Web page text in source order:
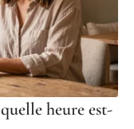
heure est-